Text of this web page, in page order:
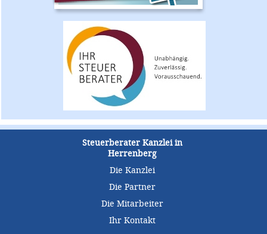
Steuerberater Kanzlei in
Herrenberg
Die Kanzlei
Die Partner
Die Mitarbeiter
Ihr Kontakt